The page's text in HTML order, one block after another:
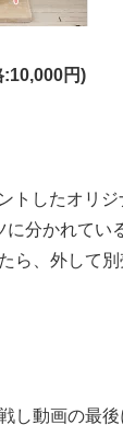
:10,000円)
トしたオリ
に分かれてい
ら、外して
し動画の最